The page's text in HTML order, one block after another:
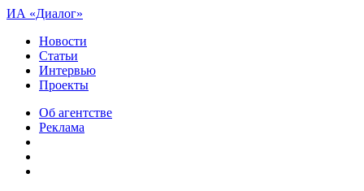
ИА «Диалог»
Новости
Статьи
Интервью
Проекты
Об агентстве
Реклама